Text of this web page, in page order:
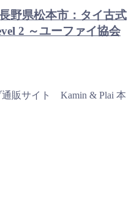
野県松本市：タイ古式
2 ～ユーファイ協会
販サイト Kamin & Plai 本